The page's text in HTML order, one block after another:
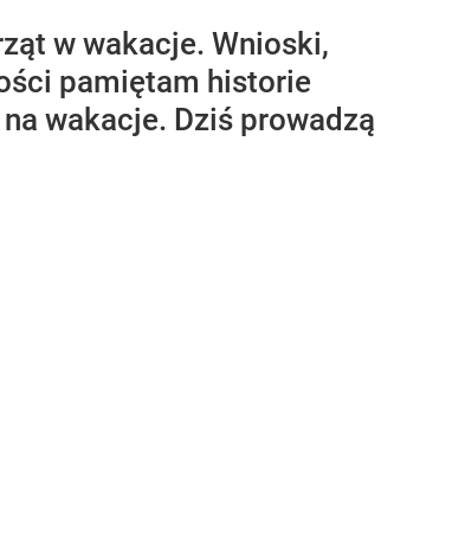
w wakacje. Wnioski,
pamiętam historie
wakacje. Dziś prowadzą